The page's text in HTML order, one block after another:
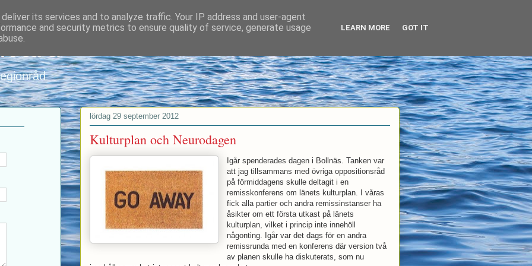
lördag 29 september 2012
Kulturplan och Neurodagen
Igår spenderades dagen i Bollnäs. Tanken var
att jag tillsammans med övriga oppositionsråd
på förmiddagens skulle deltagit i en
remisskonferens om länets kulturplan. I våras
fick alla partier och andra remissinstanser ha
åsikter om ett första utkast på länets
kulturplan, vilket i princip inte innehöll
någonting. Igår var det dags för en andra
remissrunda med en konferens där version två
av planen skulle ha diskuterats, som nu
its services and to analyze traffic. Your IP address and user-agent
and security metrics to ensure quality of service, generate usage
LEARN MORE GOT IT